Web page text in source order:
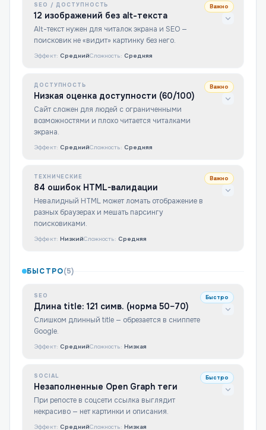
SEO / ДОСТУПНОСТЬ
12 изображений без alt-текста
Alt-текст нужен для читалок экрана и SEO —
поисковик не «видит» картинку без него.
Важно
Эффект: СреднийСложность: Средняя
ДОСТУПНОСТЬ
Низкая оценка доступности (60/100)
Сайт сложен для людей с ограниченными
возможностями и плохо читается читалками
экрана.
Важно
Эффект: СреднийСложность: Средняя
ТЕХНИЧЕСКИЕ
84 ошибок HTML-валидации
Невалидный HTML может ломать отображение в
разных браузерах и мешать парсингу
поисковиками.
Важно
Эффект: НизкийСложность: Средняя
БЫСТРО(5)
SEO
Длина title: 121 симв. (норма 50–70)
Слишком длинный title — обрезается в сниппете
Google.
Быстро
Эффект: СреднийСложность: Низкая
SOCIAL
Незаполненные Open Graph теги
При репосте в соцсети ссылка выглядит
некрасиво — нет картинки и описания.
Быстро
Эффект: СреднийСложность: Низкая